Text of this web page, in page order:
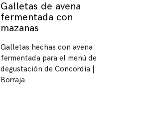
Galletas de avena
fermentada con
mazanas
Galletas hechas con avena
fermentada para el menú de
degustación de Concordia |
Borraja.